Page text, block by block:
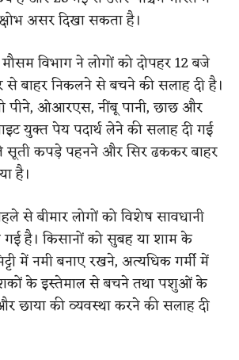
असर दिखा सकता है।
विभाग ने लोगों को दोपहर 12 बजे
बाहर निकलने से बचने की सलाह दी है।
पीने, ओआरएस, नींबू पानी, छाछ और
युक्त पेय पदार्थ लेने की सलाह दी गई
सूती कपड़े पहनने और सिर ढककर बाहर
है।
से बीमार लोगों को विशेष सावधानी
है। किसानों को सुबह या शाम के
में नमी बनाए रखने, अत्यधिक गर्मी में
के इस्तेमाल से बचने तथा पशुओं के
छाया की व्यवस्था करने की सलाह दी